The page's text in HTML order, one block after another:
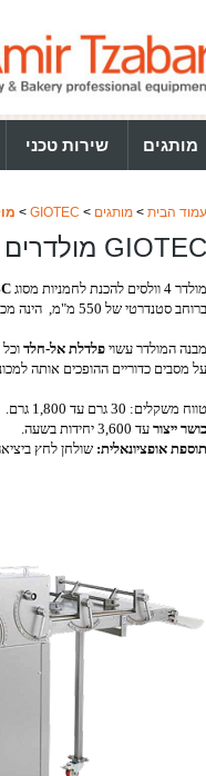
מותגים שירות טכני
עמוד הבית >מותגים >
GIOTEC
>
GIOTEC מולדרים לחמניות GIÒ 4C
מולדר 4 וולסים להכנת לחמניות מסוג
ברוחב סטנדרטי של 550 מ"מ, הינה מכונה
מבנה המולדר עשויפלדלת אל-חלד
על מסבים כדוריים ההופכים אותה
טווח משקלים: 30 גרם עד 1,800 גרם.
כושר ייצור עד 3,600 יחידות בשעה.
תוספת אופציונאלית: שולחן לחץ